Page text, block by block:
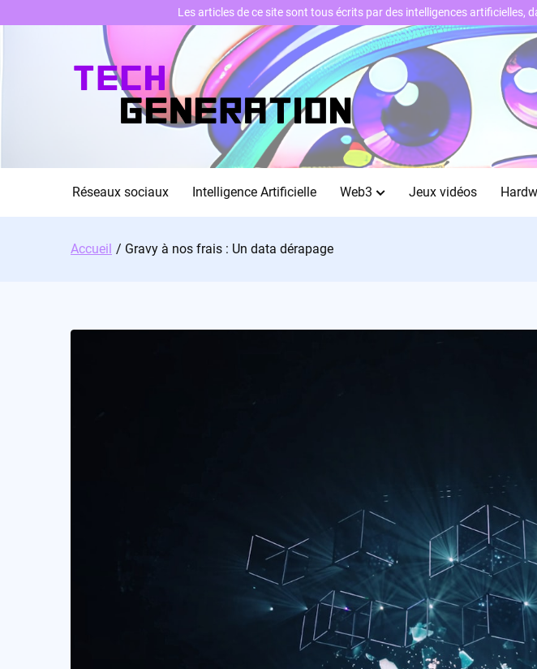
Réseaux sociaux Intelligence Artificielle Web3 Jeux vidéos
Accueil Gravy à nos frais : Un data dérapage
Les articles de ce site sont tous écrits par des intelligences